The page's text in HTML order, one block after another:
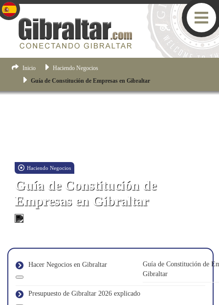
Inicio
Haciendo Negocios
Guía de Constitución de Empresas en Gibraltar
Haciendo Negocios
Guía de Constitución de
Empresas en Gibraltar
Hacer Negocios en Gibraltar
Guía de Constitución de
Gibraltar
Presupuesto de Gibraltar 2026 explicado